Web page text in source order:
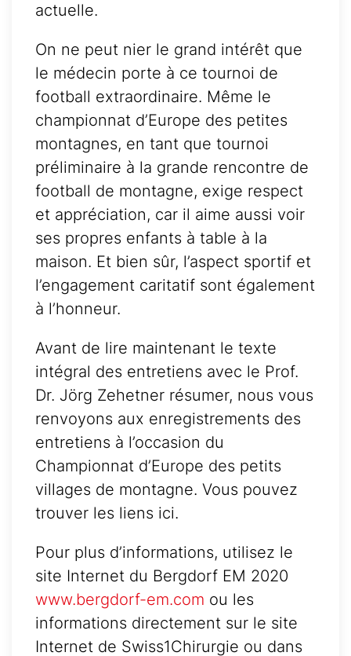
actuelle.
On ne peut nier le grand intérêt que
le médecin porte à ce tournoi de
football extraordinaire. Même le
championnat d’Europe des petites
montagnes, en tant que tournoi
préliminaire à la grande rencontre de
football de montagne, exige respect
et appréciation, car il aime aussi voir
ses propres enfants à table à la
maison. Et bien sûr, l’aspect sportif et
l’engagement caritatif sont également
à l’honneur.
Avant de lire maintenant le texte
intégral des entretiens avec le Prof.
Dr. Jörg Zehetner résumer, nous vous
renvoyons aux enregistrements des
entretiens à l’occasion du
Championnat d’Europe des petits
villages de montagne. Vous pouvez
trouver les liens ici.
Pour plus d’informations, utilisez le
site Internet du Bergdorf EM 2020
www.bergdorf-em.com ou les
informations directement sur le site
Internet de Swiss1Chirurgie ou dans